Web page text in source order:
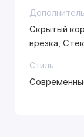
Скрытый
врезка,
Стиль